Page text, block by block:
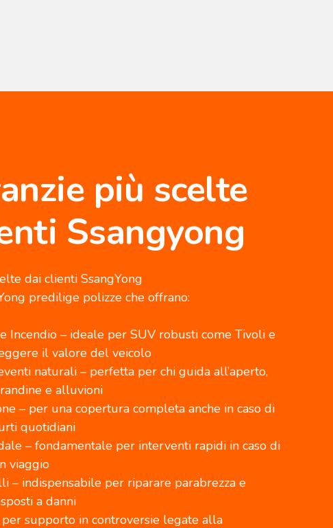
più scelte
Ssangyong
dai clienti SsangYong
predilige polizze che offrano:
Incendio – ideale per SUV robusti come Tivoli e
il valore del veicolo
naturali – perfetta per chi guida all’aperto,
e alluvioni
– per una copertura completa anche in caso di
quotidiani
– fondamentale per interventi rapidi in caso di
viaggio
– indispensabile per riparare parabrezza e
a danni
supporto in controversie legate alla